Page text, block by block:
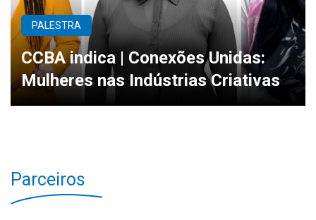
PALESTRA
CCBA indica | Conexões Unidas:
Mulheres nas Indústrias Criativas
Parceiros